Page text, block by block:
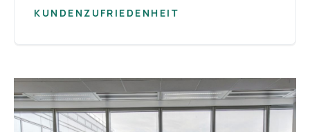
KUNDENZUFRIEDENHEIT